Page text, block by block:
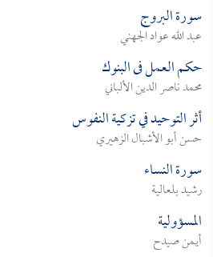
سورة البروج
عبد الله عواد الجهني
حكم العمل فى البنوك
محمد ناصر الدين الألباني
أثر التوحيد في تزكية النفوس
حسن أبو الأشبال الزهيري
سورة النساء
رشيد بلعالية
المسؤولية
أيمن صيدح